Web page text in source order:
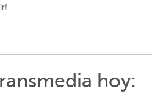
hoy: